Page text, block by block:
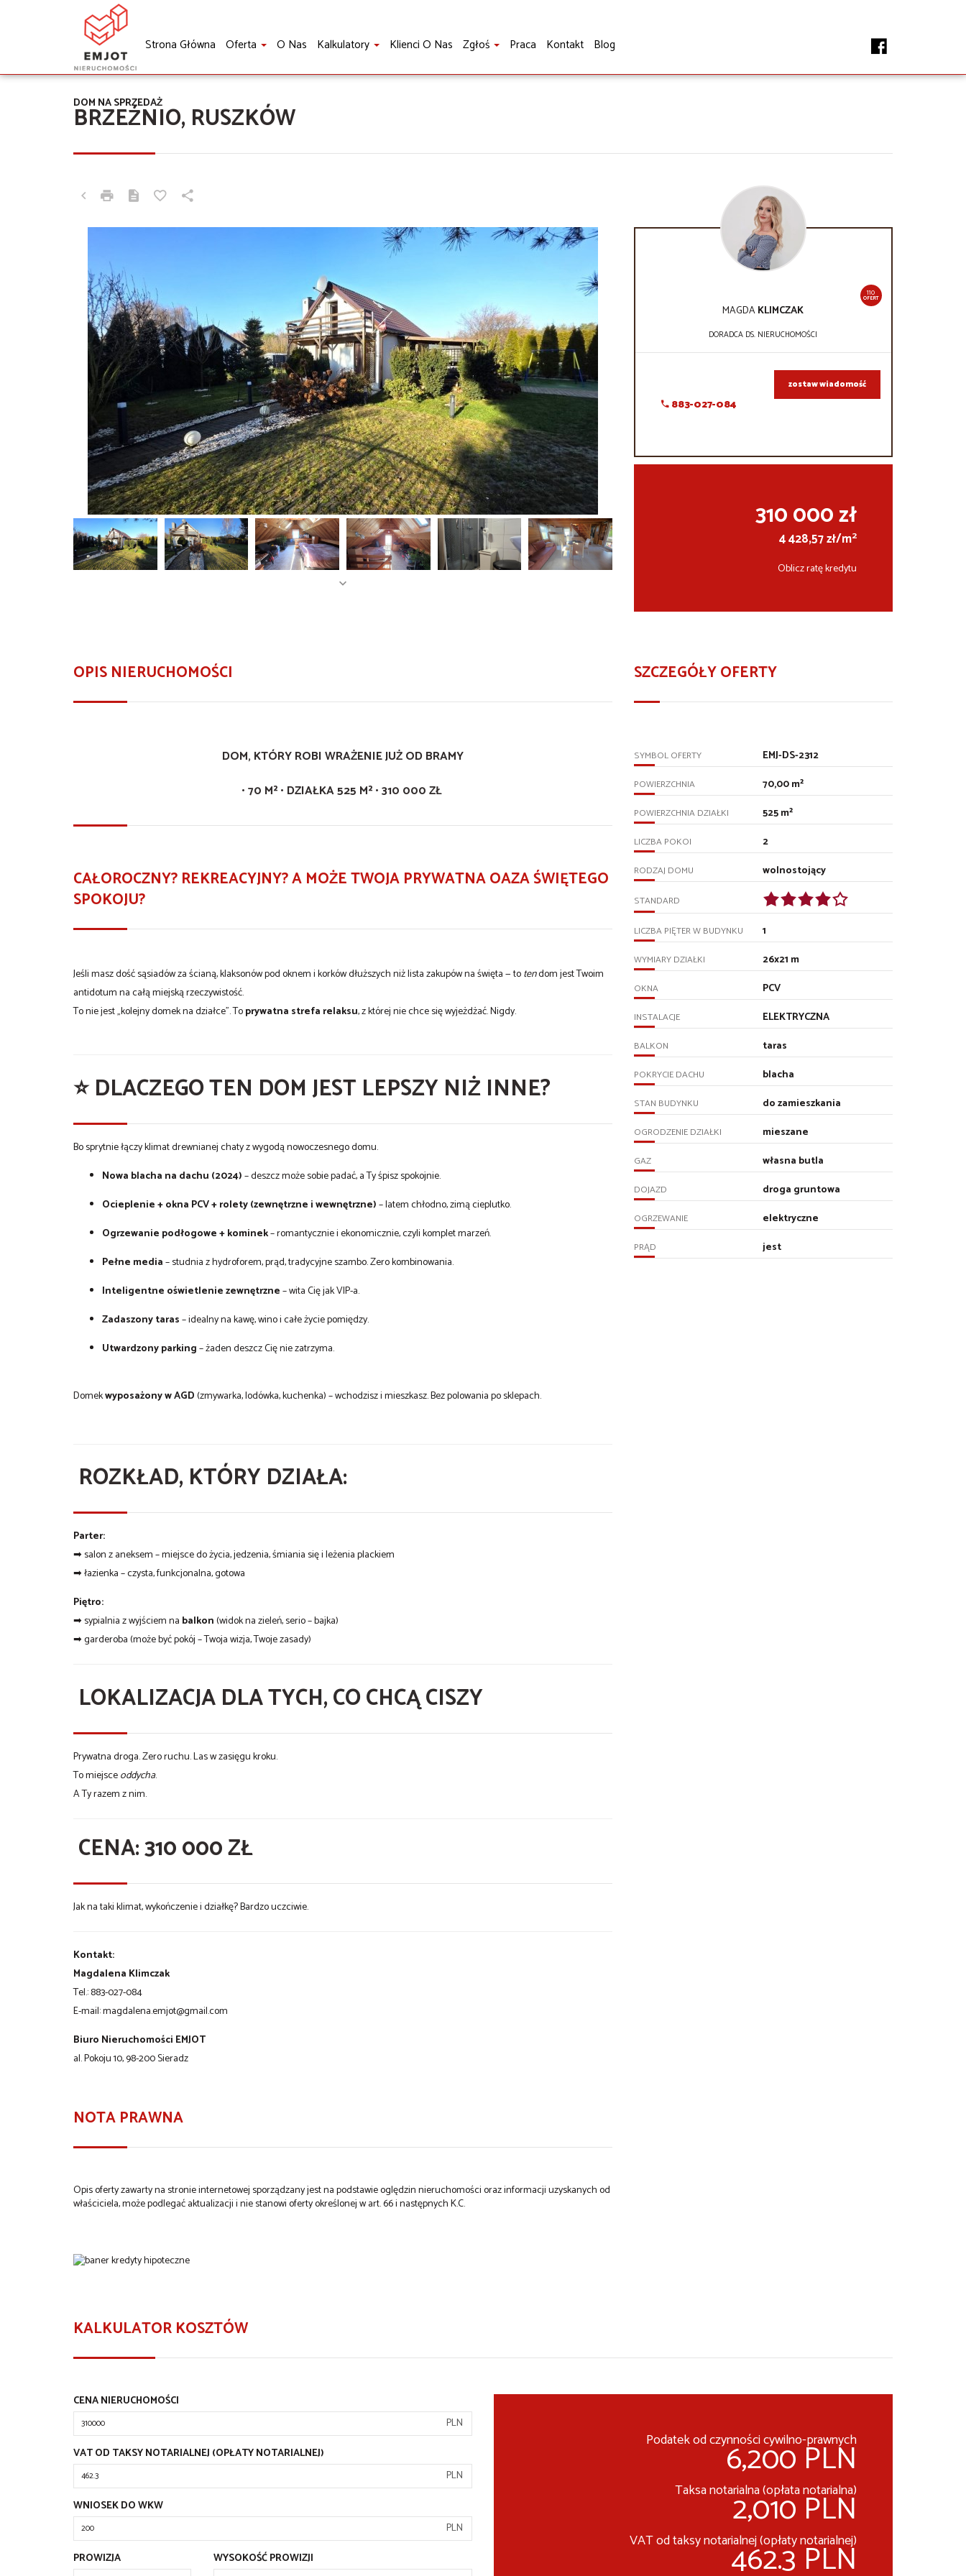
Strona Główna Oferta O Nas Kalkulatory Klienci O Nas Zgłoś Praca Kontakt Blog
BRZEŹNIO, RUSZKÓW
DOM NA SPRZEDAŻ
110
OFERT
MAGDAKLIMCZAK
DORADCA DS. NIERUCHOMOŚCI
883-027-084
zostaw wiadomość
310 000 zł
4 428,57 zł/m2
Oblicz ratę kredytu
OPIS NIERUCHOMOŚCI
DOM, KTÓRY ROBI WRAŻENIE JUŻ OD BRAMY
• 70 M² • DZIAŁKA 525 M² • 310 000 ZŁ
CAŁOROCZNY? REKREACYJNY? A MOŻE TWOJA PRYWATNA OAZA ŚWIĘTEGO
SPOKOJU?
Jeśli masz dość sąsiadów za ścianą, klaksonów pod oknem i korków dłuższych niż lista zakupów na święta — totendom jest Twoim
antidotum na całą miejską rzeczywistość.
To nie jest „kolejny domek na działce”. Toprywatna strefa relaksu, z której nie chce się wyjeżdżać. Nigdy.
⭐ DLACZEGO TEN DOM JEST LEPSZY NIŻ INNE?
Bo sprytnie łączy klimat drewnianej chaty z wygodą nowoczesnego domu.
Nowa blacha na dachu (2024)– deszcz może sobie padać, a Ty śpisz spokojnie.
Ocieplenie + okna PCV + rolety (zewnętrzne i wewnętrzne)– latem chłodno, zimą cieplutko.
Ogrzewanie podłogowe + kominek– romantycznie i ekonomicznie, czyli komplet marzeń.
Pełne media– studnia z hydroforem, prąd, tradycyjne szambo. Zero kombinowania.
Inteligentne oświetlenie zewnętrzne– wita Cię jak VIP-a.
Zadaszony taras– idealny na kawę, wino i całe życie pomiędzy.
Utwardzony parking– żaden deszcz Cię nie zatrzyma.
Domekwyposażony w AGD(zmywarka, lodówka, kuchenka) – wchodzisz i mieszkasz. Bez polowania po sklepach.
ROZKŁAD, KTÓRY DZIAŁA:
Parter:
➡ salon z aneksem – miejsce do życia, jedzenia, śmiania się i leżenia plackiem
➡ łazienka – czysta, funkcjonalna, gotowa
Piętro:
➡ sypialnia z wyjściem na balkon(widok na zieleń, serio – bajka)
➡ garderoba (może być pokój – Twoja wizja, Twoje zasady)
LOKALIZACJA DLA TYCH, CO CHCĄ CISZY
Prywatna droga. Zero ruchu. Las w zasięgu kroku.
To miejsceoddycha.
A Ty razem z nim.
CENA:310 000 ZŁ
Jak na taki klimat, wykończenie i działkę? Bardzo uczciwie.
Kontakt:
Magdalena Klimczak
Tel.: 883-027-084
E-mail:magdalena.emjot@gmail.com
Biuro Nieruchomości EMJOT
al. Pokoju 10, 98-200 Sieradz
NOTA PRAWNA
Opis oferty zawarty na stronie internetowej sporządzany jest na podstawie oględzin nieruchomości oraz informacji uzyskanych od
właściciela, może podlegać aktualizacji i nie stanowi oferty określonej w art. 66 i następnych K.C.
SZCZEGÓŁY OFERTY
SYMBOL OFERTY EMJ-DS-2312
POWIERZCHNIA 70,00 m²
POWIERZCHNIA DZIAŁKI 525 m²
LICZBA POKOI 2
RODZAJ DOMU wolnostojący
STANDARD
LICZBA PIĘTER W BUDYNKU 1
WYMIARY DZIAŁKI 26x21 m
OKNA PCV
INSTALACJE ELEKTRYCZNA
BALKON taras
POKRYCIE DACHU blacha
STAN BUDYNKU do zamieszkania
OGRODZENIE DZIAŁKI mieszane
GAZ własna butla
DOJAZD droga gruntowa
OGRZEWANIE elektryczne
PRĄD jest
KALKULATOR KOSZTÓW
CENA NIERUCHOMOŚCI
PLN
VAT OD TAKSY NOTARIALNEJ (OPŁATY NOTARIALNEJ)
PLN
WNIOSEK DO WKW
PLN
PROWIZJA
WYSOKOŚĆ PROWIZJI
Podatek od czynności cywilno-prawnych
6,200 PLN
Taksa notarialna (opłata notarialna)
2,010 PLN
VAT od taksy notarialnej (opłaty notarialnej)
462.3 PLN